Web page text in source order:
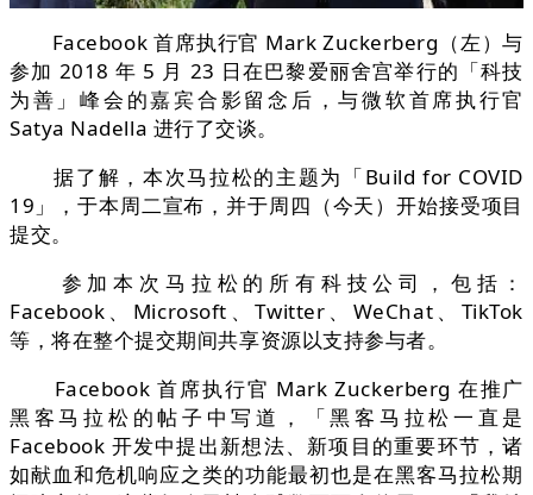
Facebook 首席执行官 Mark Zuckerberg（左）与
参加 2018 年 5 月 23 日在巴黎爱丽舍宫举行的「科技
为善」峰会的嘉宾合影留念后，与微软首席执行官
Satya Nadella 进行了交谈。
据了解，本次马拉松的主题为「Build for COVID
19」，于本周二宣布，并于周四（今天）开始接受项目
提交。
参加本次马拉松的所有科技公司，包括：
Facebook、Microsoft、Twitter、WeChat、TikTok
等，将在整个提交期间共享资源以支持参与者。
Facebook 首席执行官 Mark Zuckerberg 在推广
黑客马拉松的帖子中写道，「黑客马拉松一直是
Facebook 开发中提出新想法、新项目的重要环节，诸
如献血和危机响应之类的功能最初也是在黑客马拉松期